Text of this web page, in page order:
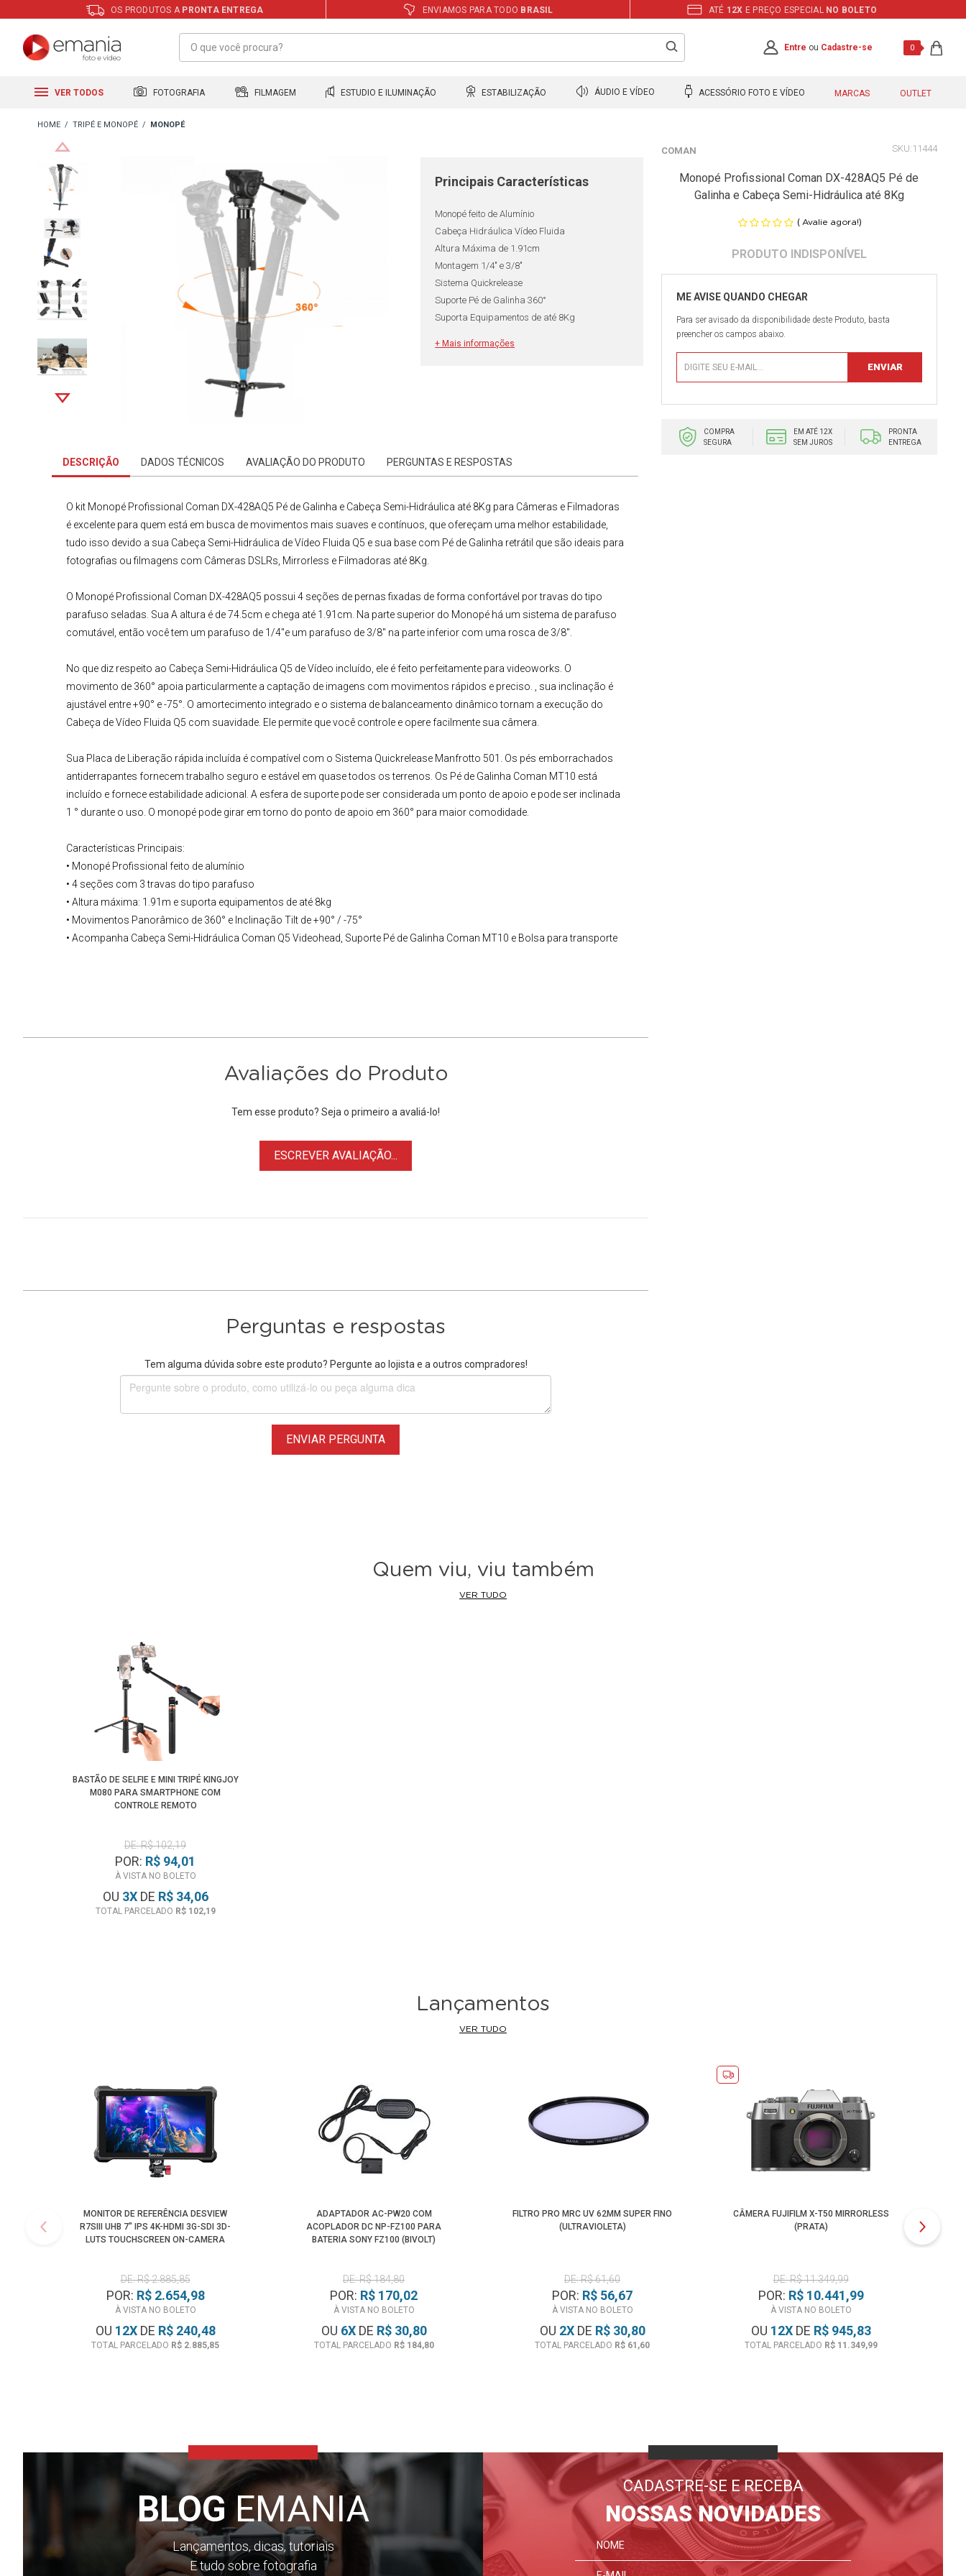
OS PRODUTOS A PRONTA ENTREGA ENVIAMOS PARA TODO BRASIL ATÉ 12X E PREÇO ESPECIAL NO BOLETO
Entre ou Cadastre-se 0
VER TODOS FOTOGRAFIA FILMAGEM ESTUDIO E ILUMINAÇÃO ESTABILIZAÇÃO ÁUDIO E VÍDEO ACESSÓRIO FOTO E VÍDEO MARCAS OUTLET
TRIPÉ E MONOPÉ MONOPÉ
Principais Características
Monopé feito de Alumínio
Cabeça Hidráulica Vídeo Fluida
Altura Máxima de 1.91cm
Montagem 1/4" e 3/8"
Sistema Quickrelease
Suporte Pé de Galinha 360°
Suporta Equipamentos de até 8Kg
+ Mais informações
COMAN 11444
Monopé Profissional Coman DX-428AQ5 Pé de
Galinha e Cabeça Semi-Hidráulica até 8Kg
( Avalie agora!)
Para ser avisado da disponibilidade deste Produto, basta
preencher os campos abaixo.
COMPRA
SEGURA
EM ATÉ 12X
SEM JUROS
PRONTA
ENTREGA
DESCRIÇÃO DADOS TÉCNICOS AVALIAÇÃO DO PRODUTO PERGUNTAS E RESPOSTAS
O kit Monopé Profissional Coman DX-428AQ5 Pé de Galinha e Cabeça Semi-Hidráulica até 8Kg para Câmeras e Filmadoras
é excelente para quem está em busca de movimentos mais suaves e contínuos, que ofereçam uma melhor estabilidade,
tudo isso devido a sua Cabeça Semi-Hidráulica de Vídeo Fluida Q5 e sua base com Pé de Galinha retrátil que são ideais para
fotografias ou filmagens com Câmeras DSLRs Mirrorless e Filmadoras até 8Kg.
O Monopé Profissional Coman DX-428AQ5 possui 4 seções de pernas fixadas de forma confortável por travas do tipo
parafuso seladas. Sua A altura é de 74.5cm e chega até 1.91cm. Na parte superior do Monopé há um sistema de parafuso
comutável, então você tem um parafuso de 1/4"e um parafuso de 3/8" na parte inferior com uma rosca de 3/8".
No que diz respeito ao Cabeça Semi-Hidráulica Q5 de Vídeo incluído, ele é feito perfeitamente para videoworks. O
movimento de 360° apoia particularmente a captação de imagens com movimentos rápidos e preciso. , sua inclinação é
ajustável entre +90° e -75°. O amortecimento integrado e o sistema de balanceamento dinâmico tornam a execução do
Cabeça de Vídeo Fluida Q5 com suavidade. Ele permite que você controle e opere facilmente sua câmera.
Sua Placa de Liberação rápida incluída é compatível com o Sistema Quickrelease Manfrotto 501. Os pés emborrachados
antiderrapantes fornecem trabalho seguro e estável em quase todos os terrenos. Os Pé de Galinha Coman MT10 está
incluído e fornece estabilidade adicional. A esfera de suporte pode ser considerada um ponto de apoio e pode ser inclinada
1 ° durante o uso. O monopé pode girar em torno do ponto de apoio em 360° para maior comodidade.
Características Principais:
• Monopé Profissional feito de alumínio
• 4 seções com 3 travas do tipo parafuso
• Altura máxima: 1.91m e suporta equipamentos de até 8kg
• Movimentos Panorâmico de 360° e Inclinação Tilt de +90° / -75°
• Acompanha Cabeça Semi-Hidráulica Coman Q5 Videohead, Suporte Pé de Galinha Coman MT10 e Bolsa para transporte
Avaliações do Produto
Tem esse produto? Seja o primeiro a avaliá-lo!
ESCREVER AVALIAÇÃO...
Perguntas e respostas
Tem alguma dúvida sobre este produto? Pergunte ao lojista e a outros compradores!
ENVIAR PERGUNTA
Quem viu, viu também
VER TUDO
BASTÃO DE SELFIE E MINI TRIPÉ KINGJOY
M080 PARA SMARTPHONE COM
CONTROLE REMOTO
DE: R$ 102,19
POR: R$ 94,01
À VISTA NO BOLETO
OU 3XDE R$ 34,06
TOTAL PARCELADO R$ 102,19
Lançamentos
VER TUDO
MONITOR DE REFERÊNCIA DESVIEW
R7SIII UHB 7" IPS 4K-HDMI 3G-SDI 3D-
LUTS TOUCHSCREEN ON-CAMERA
DE: R$ 2.885,85
POR: R$ 2.654,98
À VISTA NO BOLETO
OU 12XDE R$ 240,48
TOTAL PARCELADO R$ 2.885,85
ADAPTADOR AC-PW20 COM
ACOPLADOR DC NP-FZ100 PARA
BATERIA SONY FZ100 (BIVOLT)
DE: R$ 184,80
POR: R$ 170,02
À VISTA NO BOLETO
OU 6XDE R$ 30,80
TOTAL PARCELADO R$ 184,80
FILTRO PRO MRC UV 62MM SUPER FINO
(ULTRAVIOLETA)
DE: R$ 61,60
POR: R$ 56,67
À VISTA NO BOLETO
OU 2XDE R$ 30,80
TOTAL PARCELADO R$ 61,60
CÂMERA FUJIFILM X-T50 MIRRORLESS
(PRATA)
DE: R$ 11.349,99
POR: R$ 10.441,99
À VISTA NO BOLETO
OU 12XDE R$ 945,83
TOTAL PARCELADO R$ 11.349,99
BLOGEMANIA
Lançamentos, dicas, tutoriais
E tudo sobre fotografia
CADASTRE-SE E RECEBA
NOSSAS NOVIDADES